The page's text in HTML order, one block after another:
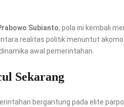
Subianto, pola ini kembali
realitas politik menuntut
awal pemerintahan.
Sekarang
bergantung pada elite